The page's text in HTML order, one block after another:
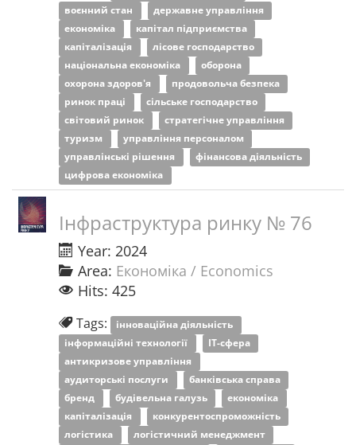
воєнний стан
державне управління
економіка
капітал підприємства
капіталізація
лісове господарство
національна економіка
оборона
охорона здоров'я
продовольча безпека
ринок праці
сільське господарство
світовий ринок
стратегічне управління
туризм
управління персоналом
управлінські рішення
фінансова діяльність
цифрова економіка
Інфраструктура ринку № 76
Year: 2024
Area: Економіка / Economics
Hits: 425
Tags: інноваційна діяльність
інформаційні технології
ІТ-сфера
антикризове управління
аудиторські послуги
банківська справа
бренд
будівельна галузь
економіка
капіталізація
конкурентоспроможність
логістика
логістичний менеджмент